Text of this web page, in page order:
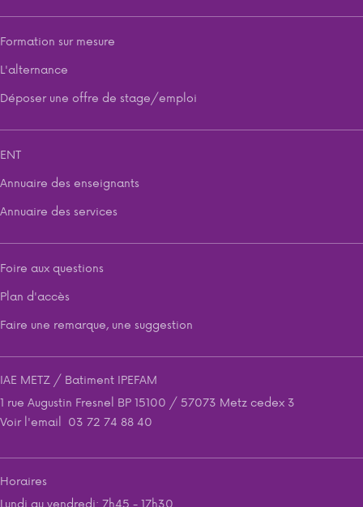
Formation sur mesure
L'alternance
Déposer une offre de stage/emploi
ENT
Annuaire des enseignants
Annuaire des services
Foire aux questions
Plan d'accès
Faire une remarque, une suggestion
IAE METZ / Batiment IPEFAM
1 rue Augustin Fresnel BP 15100 / 57073 Metz cedex 3
Voir l'email 03 72 74 88 40
Horaires
Lundi au vendredi: 7h45 - 17h30